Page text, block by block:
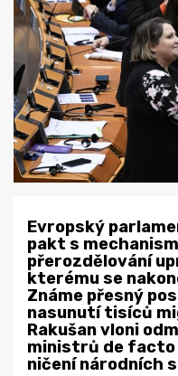
Evropský
pakt s
přerozdělování
kterému se
Známe přesný
nasunutí tisíců
Rakušan vloni
ministrů de facto
ničení národních